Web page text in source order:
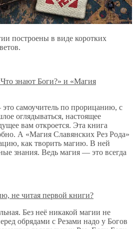
построены в виде коротких
знают Боги?» и «Магия
самоучитель по прорицанию, с
оглядываться, настоящее
вам откроется. Эта книга
А «Магия Славянских Рез Рода»
как творить магию. В ней
знания. Ведь магия — это всегда
не читая первой книги?
Без неё никакой магии не
обрядами с Резами надо у Богов